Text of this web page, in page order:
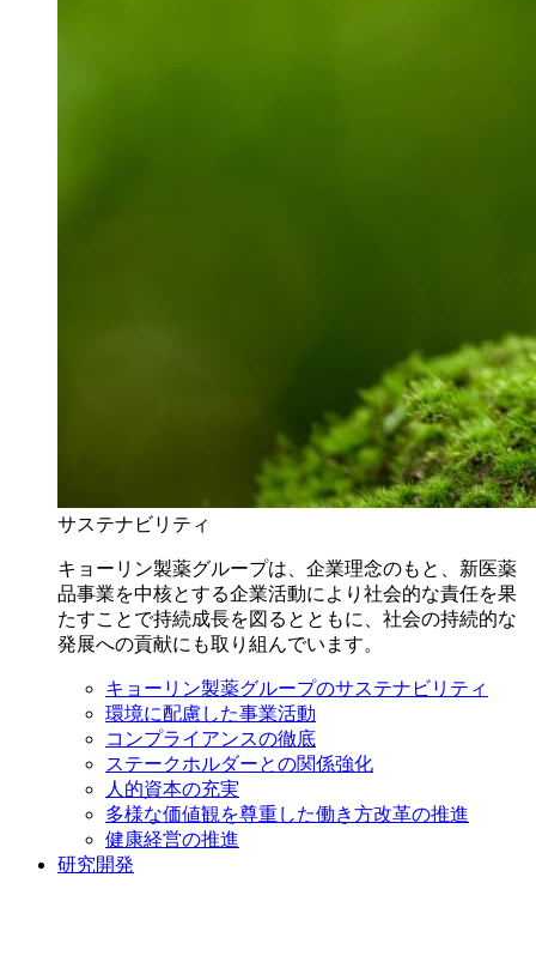
サステナビリティ
キョーリン製薬グループは、企業理念のもと、新医薬
品事業を中核とする企業活動により社会的な責任を果
たすことで持続成長を図るとともに、社会の持続的な
発展への貢献にも取り組んでいます。
キョーリン製薬グループのサステナビリティ
環境に配慮した事業活動
コンプライアンスの徹底
ステークホルダーとの関係強化
人的資本の充実
多様な価値観を尊重した働き方改革の推進
健康経営の推進
研究開発